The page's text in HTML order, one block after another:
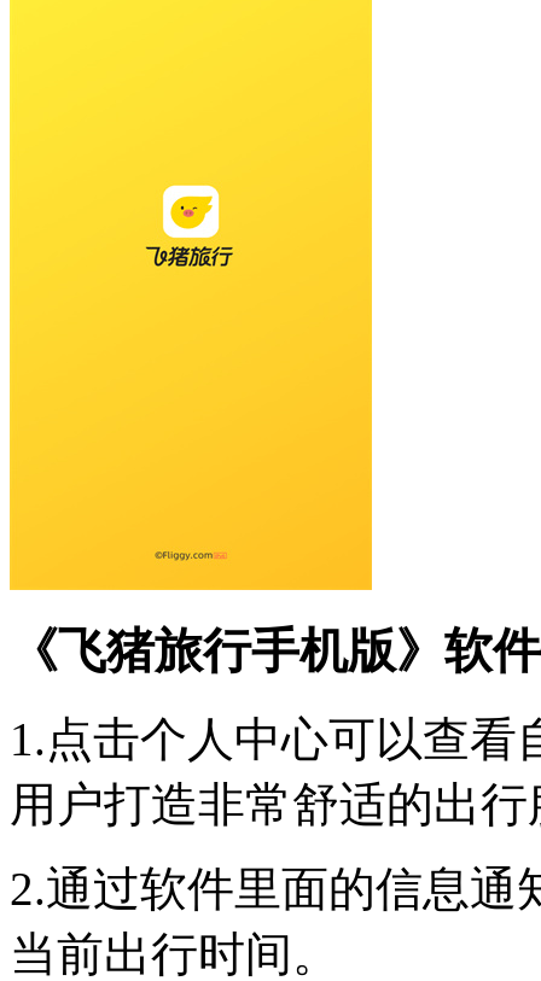
《飞猪旅行手机版》软
1.点击个人中心可以查
用户打造非常舒适的出
2.通过软件里面的信息
当前出行时间。